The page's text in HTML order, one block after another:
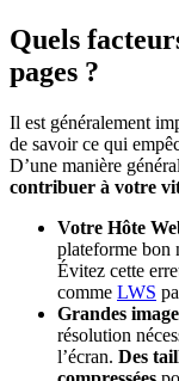
Quels
pages ?
Il est généralement
de savoir ce qui
D’une manière
contribuer à votre
Votre Hôte
plateforme bon
Évitez cette
comme LWS
Grandes
résolution
l’écran. Des